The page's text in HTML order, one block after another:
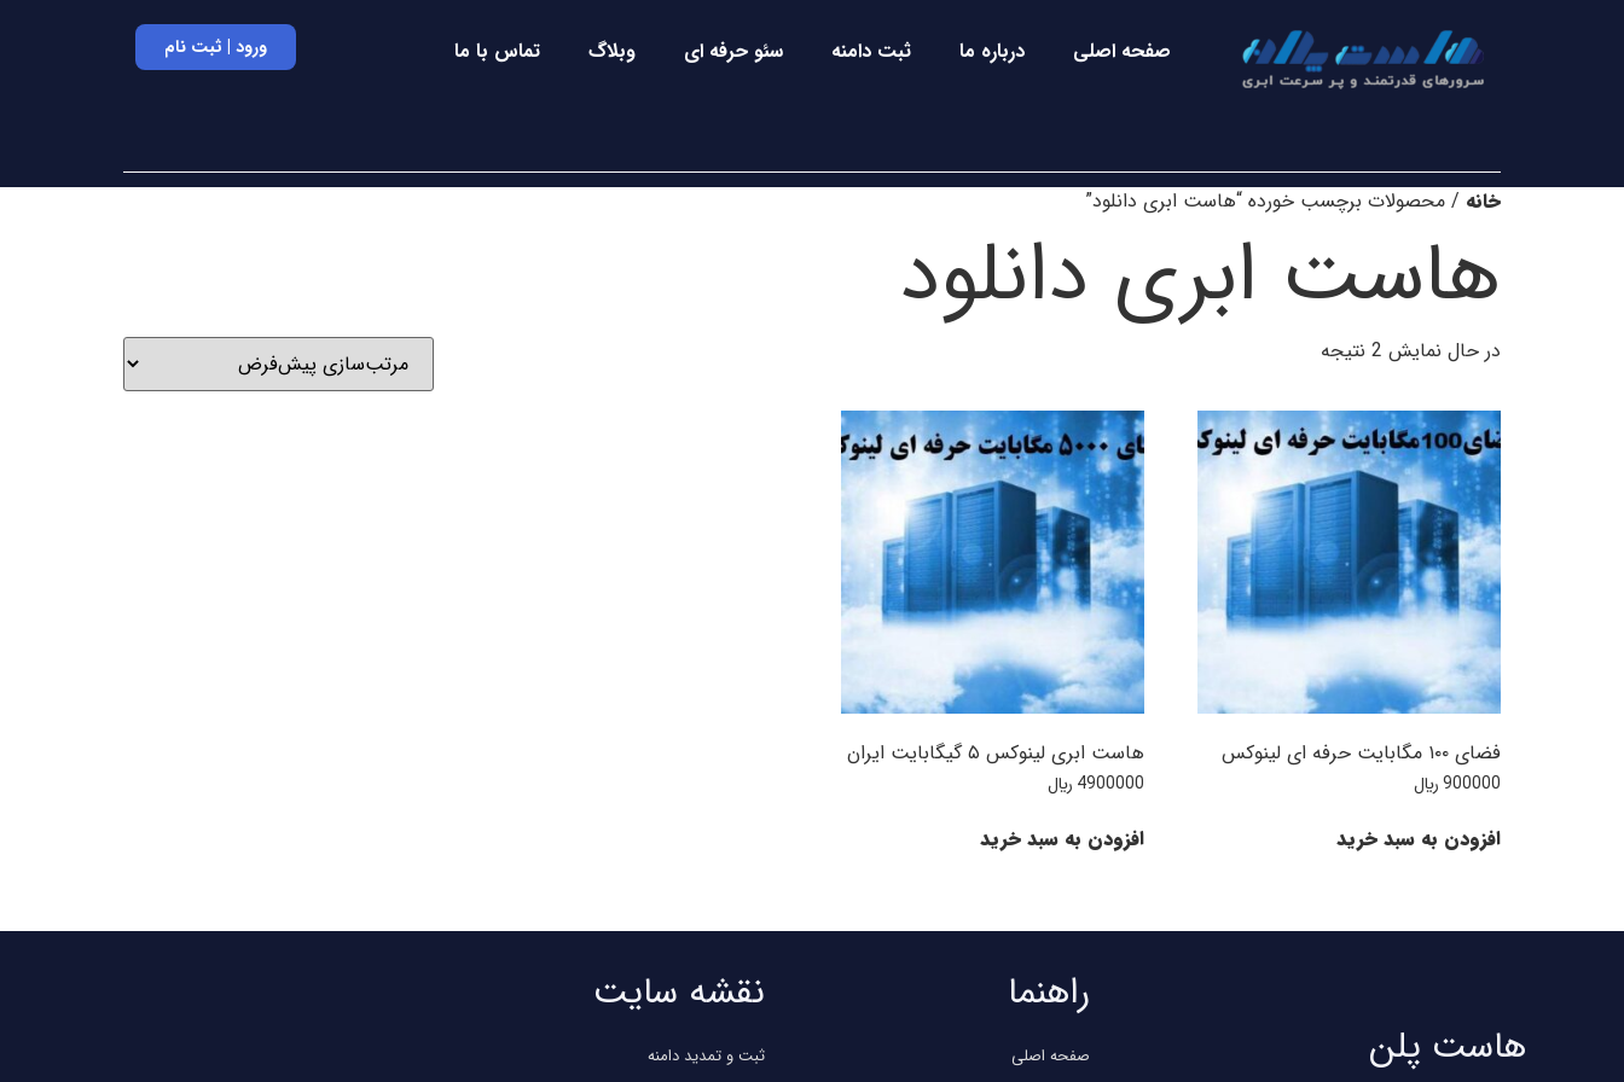
صفحه اصلی درباره ما ثبت دامنه سئو حرفه ای وبلاگ تماس با ما ورود | ثبت نام
خانه / محصولات برچسب خورده “هاست ابری دانلود”
هاست ابری دانلود
در حال نمایش 2 نتیجه
فضای ۱۰۰ مگابایت حرفه ای لینوکس
900000﷼
افزودن به سبد خرید
هاست ابری لینوکس ۵ گیگابایت ایران
4900000 ﷼
افزودن به سبد خرید
هاست پلن
راهنما
صفحه اصلی
نقشه سایت
ثبت و تمدید دامنه